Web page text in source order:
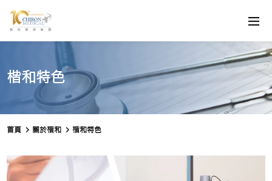
楷和特色
首頁 關於楷和 楷和特色